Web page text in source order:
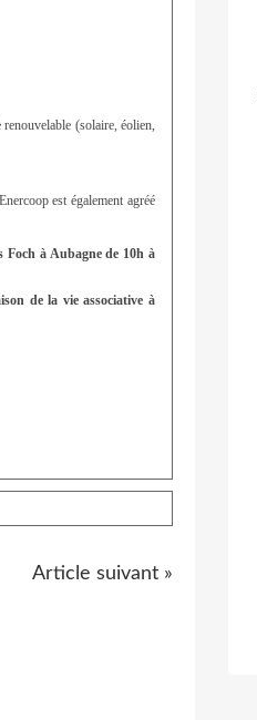
(solaire, éolien,
est également agréé
Foch à Aubagne de 10h à
de la vie associative à
Article suivant »